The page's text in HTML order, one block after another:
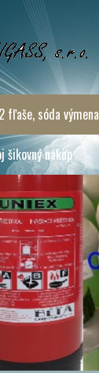
fľaše, sóda výmena
šikovný nákup